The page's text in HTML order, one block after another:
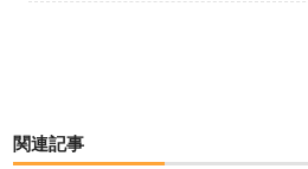
関連記事